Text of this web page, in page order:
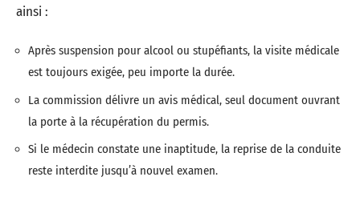
ainsi :
Après suspension pour alcool ou stupéfiants, la visite médicale
est toujours exigée, peu importe la durée.
La commission délivre un avis médical, seul document ouvrant
la porte à la récupération du permis.
Si le médecin constate une inaptitude, la reprise de la conduite
reste interdite jusqu’à nouvel examen.